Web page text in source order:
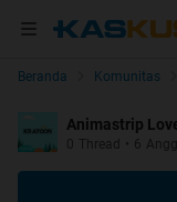
Beranda Komunitas
Animastrip
Thread • 6